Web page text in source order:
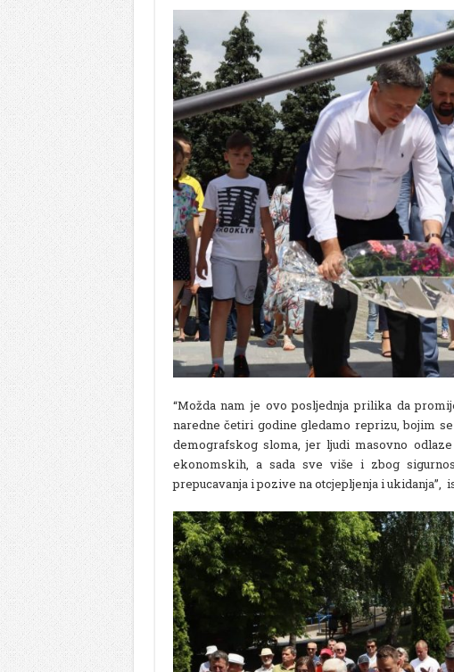
“Možda nam je ovo posljednja prilika da
naredne četiri godine gledamo reprizu, bojim
demografskog sloma, jer ljudi masovno
ekonomskih, a sada sve više i zbog
prepucavanja i pozive na otcjepljenja i ukidanja”,